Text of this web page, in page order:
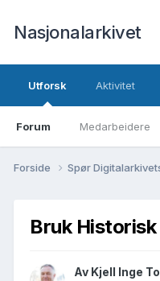
Nasjonalarkivet
Utforsk
Forum Medarbeidere
Aktivitet
Forside Spør
Bruk
Av Kjell Inge